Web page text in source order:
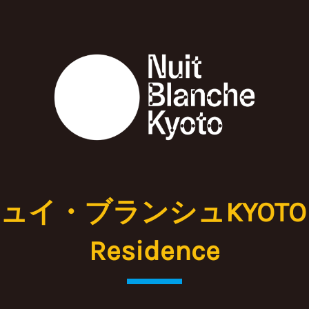
イ・ブランシュ
Residence